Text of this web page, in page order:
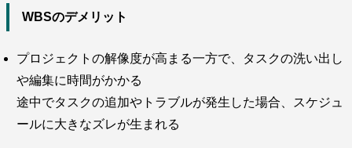
WBSのデメリット
プロジェクトの解像度が高まる一方で、タスクの洗い出し
や編集に時間がかかる
途中でタスクの追加やトラブルが発生した場合、スケジュ
ールに大きなズレが生まれる